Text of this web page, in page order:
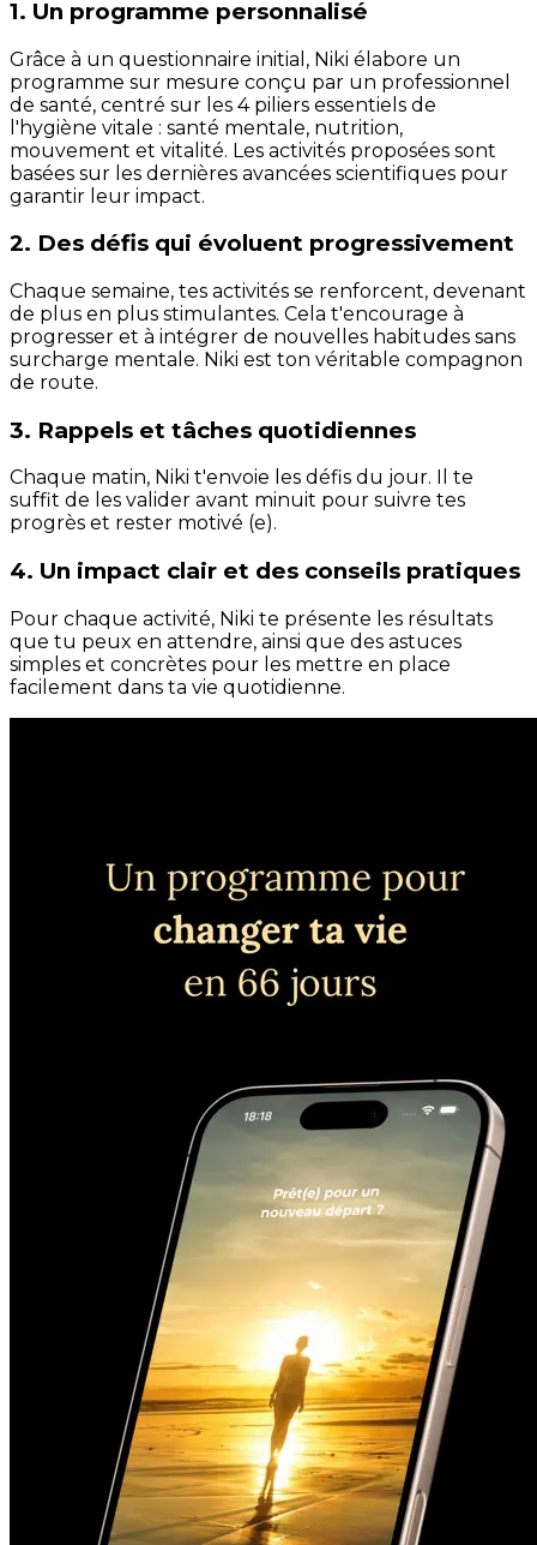
1. Un programme personnalisé
Grâce à un questionnaire initial, Niki élabore un
programme sur mesure conçu par un professionnel
de santé, centré sur les 4 piliers essentiels de
l'hygiène vitale : santé mentale, nutrition,
mouvement et vitalité. Les activités proposées sont
basées sur les dernières avancées scientifiques pour
garantir leur impact.
2. Des défis qui évoluent progressivement
Chaque semaine, tes activités se renforcent, devenant
de plus en plus stimulantes. Cela t'encourage à
progresser et à intégrer de nouvelles habitudes sans
surcharge mentale. Niki est ton véritable compagnon
de route.
3. Rappels et tâches quotidiennes
Chaque matin, Niki t'envoie les défis du jour. Il te
suffit de les valider avant minuit pour suivre tes
progrès et rester motivé (e).
4. Un impact clair et des conseils pratiques
Pour chaque activité, Niki te présente les résultats
que tu peux en attendre, ainsi que des astuces
simples et concrètes pour les mettre en place
facilement dans ta vie quotidienne.